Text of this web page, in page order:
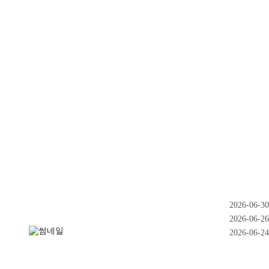
2026-06-30
2026-06-26
2026-06-24